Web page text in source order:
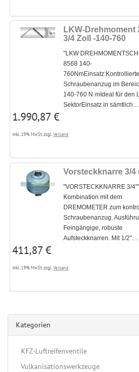
LKW-Drehmoment
3/4 Zoll -140-760
"LKW
8568 140-
Schraubenanzug im
140-760 N·mIdeal für den
SektorEinsatz in sämtlich…
1.990,87 €
inkl. 19% MwSt. zzgl.Versand
Vorsteckknarre 3/4
"VORSTECKKNARRE 3/
Kombination mit dem
DREMOMETER zum
Schraubenanzug.
Feingängige, robuste
Aufsteckknarren. Mit 1/2"…
411,87 €
inkl. 19% MwSt. zzgl.Versand
Kategorien
KFZ-Luftreifenventile
Vulkanisationswerkzeuge